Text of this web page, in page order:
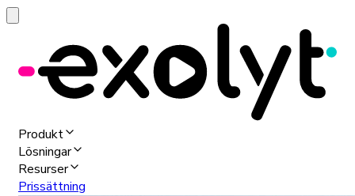
Produkt
Lösningar
Resurser
Prissättning